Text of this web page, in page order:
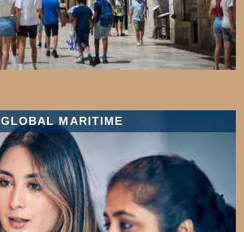
GLOBAL MARITIME